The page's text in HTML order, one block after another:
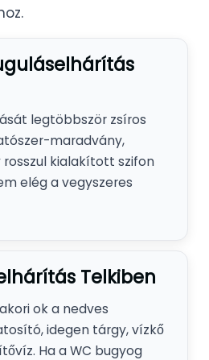
legtöbbször zsíros
maradvány,
kialakított szifon
elég a vegyszeres
Telkiben
ok a nedves
idegen tárgy, vízkő
Ha a WC bugyog